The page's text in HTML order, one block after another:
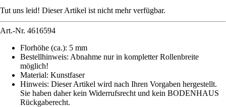
Tut uns leid! Dieser Artikel ist nicht mehr verfügbar.
Art.-Nr. 4616594
Florhöhe (ca.): 5 mm
Bestellhinweis: Abnahme nur in kompletter Rollenbreite
möglich!
Material: Kunstfaser
Hinweis: Dieser Artikel wird nach Ihren Vorgaben hergestellt.
Sie haben daher kein Widerrufsrecht und kein BODENHAUS
Rückgaberecht.